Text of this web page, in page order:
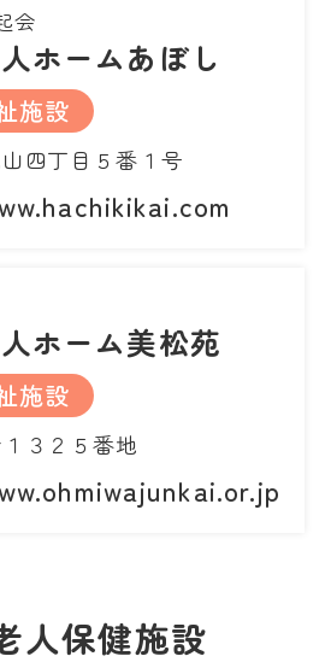
会
ホームあぼし
施設
四丁目５番１号
ホーム美松苑
施設
３２５番地
人保健施設